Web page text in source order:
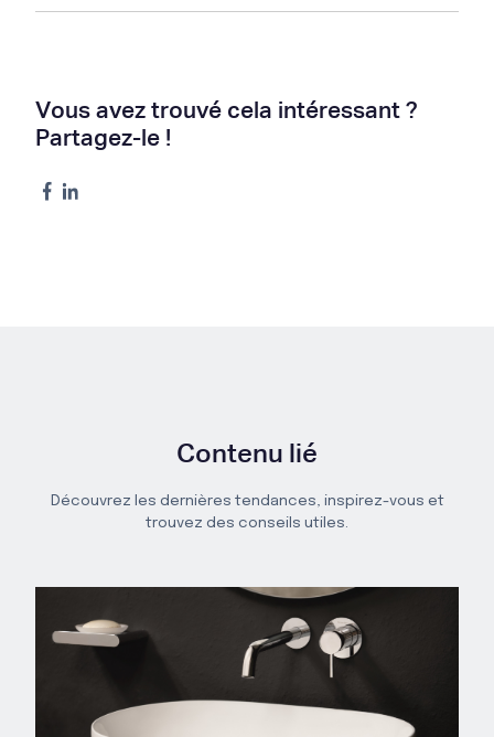
Vous avez trouvé cela intéressant ?
Partagez-le !
Contenu lié
Découvrez les dernières tendances, inspirez-vous et
trouvez des conseils utiles.